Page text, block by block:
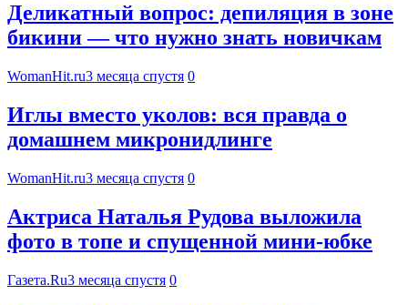
Деликатный вопрос: депиляция в зоне
бикини — что нужно знать новичкам
WomanHit.ru3 месяца спустя 0
Иглы вместо уколов: вся правда о
домашнем микронидлинге
WomanHit.ru3 месяца спустя 0
Актриса Наталья Рудова выложила
фото в топе и спущенной мини-юбке
Газета.Ru3 месяца спустя 0